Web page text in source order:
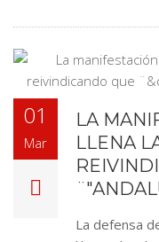
01
Mar
LA
LLENA
La defensa